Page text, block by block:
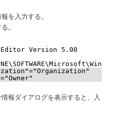
を入力する。
。
Editor Version 5.00
報ダイアログを表示すると、入